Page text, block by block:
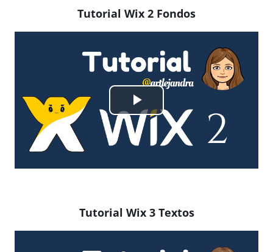
Tutorial Wix 2 Fondos
Reproducir
Vídeo
Tutorial Wix 3 Textos